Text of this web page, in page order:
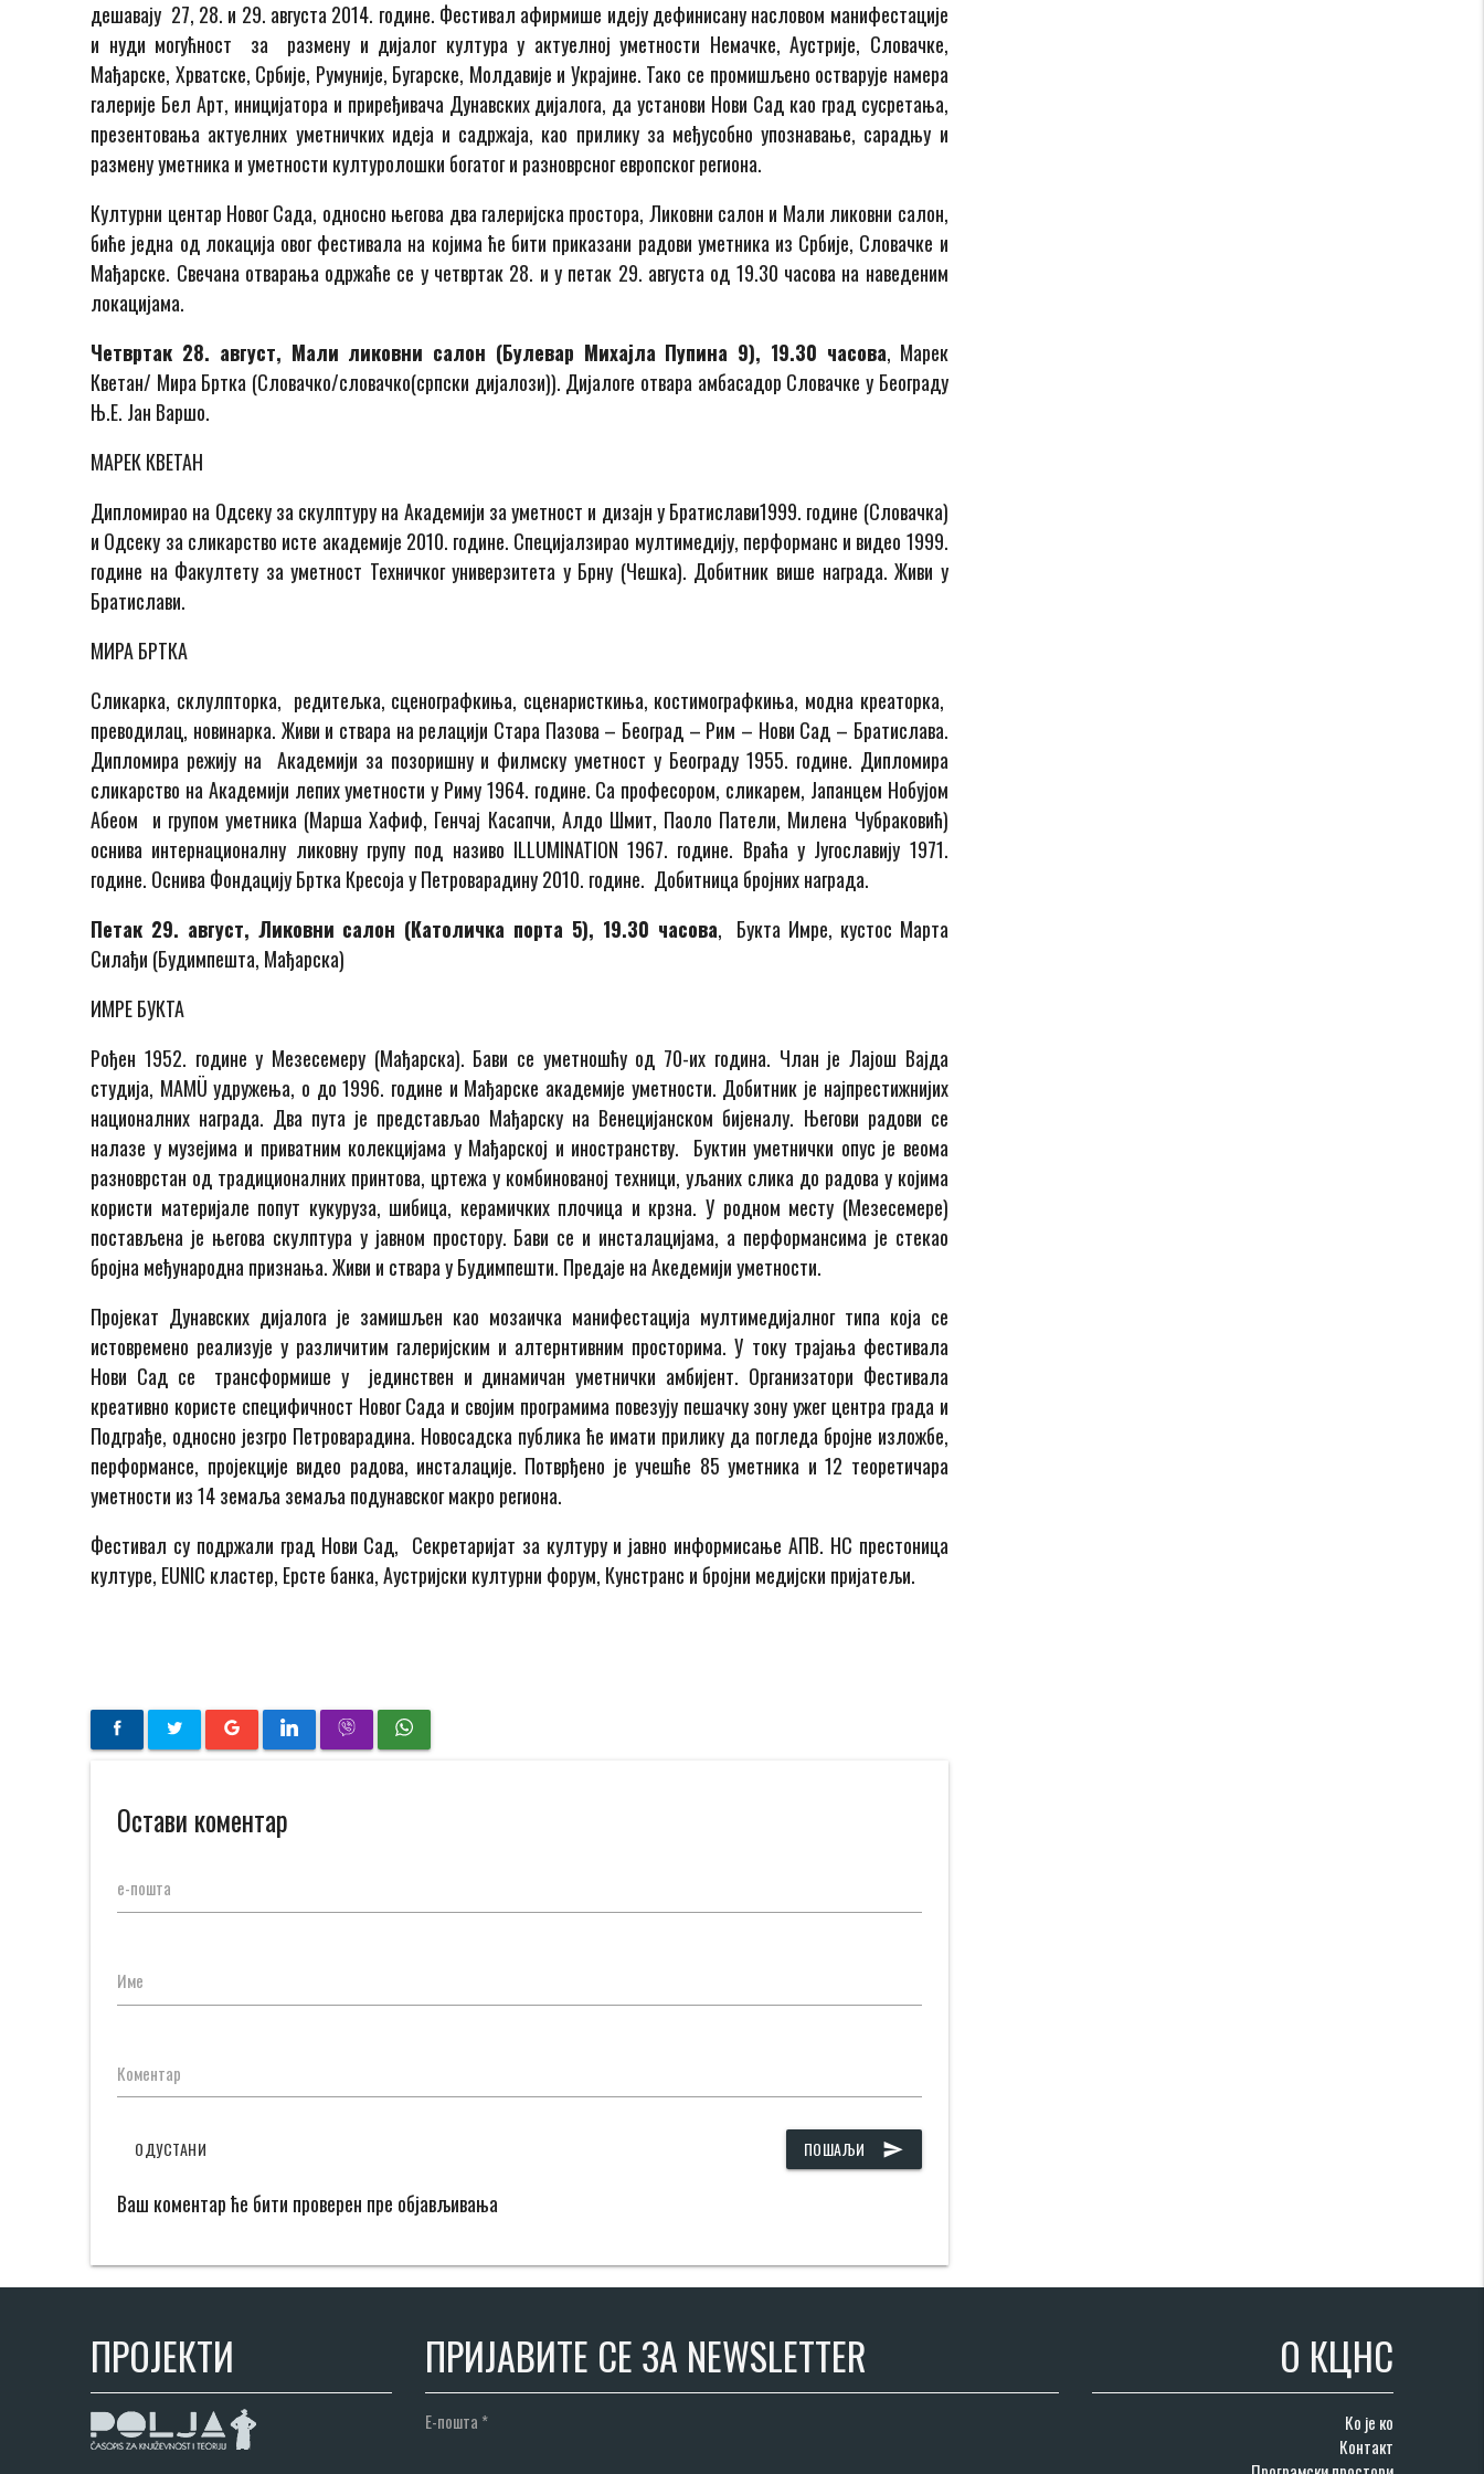
дешавају 27, 28. и 29. августа 2014. године. Фестивал афирмише идеју дефинисану насловом манифестације
и нуди могућност за размену и дијалог култура у актуелној уметности Немачке, Аустрије, Словачке,
Мађарске, Хрватске, Србије, Румуније, Бугарске, Молдавије и Украјине. Тако се промишљено остварује намера
галерије Бел Арт, иницијатора и приређивача Дунавских дијалога, да установи Нови Сад као град сусретања,
презентовања актуелних уметничких идеја и садржаја, као прилику за међусобно упознавање, сарадњу и
размену уметника и уметности културолошки богатог и разноврсног европског региона.
Културни центар Новог Сада, односно његова два галеријска простора, Ликовни салон и Мали ликовни салон,
биће једна од локација овог фестивала на којима ће бити приказани радови уметника из Србије, Словачке и
Мађарске. Свечана отварања одржаће се у четвртак 28. и у петак 29. августа од 19.30 часова на наведеним
локацијама.
Четвртак 28. август, Мали ликовни салон (Булевар Михајла Пупина 9), 19.30 часова, Марек
Кветан/ Мира Бртка (Словачко/словачко(српски дијалози)). Дијалоге отвара амбасадор Словачке у Београду
Њ.Е. Јан Варшо.
МАРЕК КВЕТАН
Дипломирао на Одсеку за скулптуру на Академији за уметност и дизајн у Братислави1999. године (Словачка)
и Одсеку за сликарство исте академије 2010. године. Специјалзирао мултимедију, перформанс и видео 1999.
године на Факултету за уметност Техничког универзитета у Брну (Чешка). Добитник више награда. Живи у
Братислави.
МИРА БРТКА
Сликарка, склулпторка, редитељка, сценографкиња, сценаристкиња, костимографкиња, модна креаторка,
преводилац, новинарка. Живи и ствара на релацији Стара Пазова – Београд – Рим – Нови Сад – Братислава.
Дипломира режију на Академији за позоришну и филмску уметност у Београду 1955. године. Дипломира
сликарство на Академији лепих уметности у Риму 1964. године. Са професором, сликарем, Јапанцем Нобујом
Абеом и групом уметника (Марша Хафиф, Генчај Касапчи, Алдо Шмит, Паоло Патели, Милена Чубраковић)
оснива интернационалну ликовну групу под називо ILLUMINATION 1967. године. Враћа у Југославију 1971.
године. Оснива Фондацију Бртка Кресоја у Петроварадину 2010. године. Добитница бројних награда.
Петак 29. август, Ликовни салон (Католичка порта 5), 19.30 часова, Букта Имре, кустос Марта
Силађи (Будимпешта, Мађарска)
ИМРЕ БУКТА
Рођен 1952. године у Мезесемеру (Мађарска). Бави се уметношћу од 70-их година. Члан је Лајош Вајда
студија, МАМÜ удружења, о до 1996. године и Мађарске академије уметности. Добитник је најпрестижнијих
националних награда. Два пута је представљао Мађарску на Венецијанском бијеналу. Његови радови се
налазе у музејима и приватним колекцијама у Мађарској и иностранству. Буктин уметнички опус је веома
разноврстан од традиционалних принтова, цртежа у комбинованој техници, уљаних слика до радова у којима
користи материјале попут кукуруза, шибица, керамичких плочица и крзна. У родном месту (Мезесемере)
постављена је његова скулптура у јавном простору. Бави се и инсталацијама, а перформансима је стекао
бројна међународна признања. Живи и ствара у Будимпешти. Предаје на Акедемији уметности.
Пројекат Дунавских дијалога је замишљен као мозаичка манифестација мултимедијалног типа која се
истовремено реализује у различитим галеријским и алтернтивним просторима. У току трајања фестивала
Нови Сад се трансформише у јединствен и динамичан уметнички амбијент. Организатори Фестивала
креативно користе специфичност Новог Сада и својим програмима повезују пешачку зону ужег центра града и
Подграђе, односно језгро Петроварадина. Новосадска публика ће имати прилику да погледа бројне изложбе,
перформансе, пројекције видео радова, инсталације. Потврђено је учешће 85 уметника и 12 теоретичара
уметности из 14 земаља земаља подунавског макро региона.
Фестивал су подржали град Нови Сад, Секретаријат за културу и јавно информисање АПВ. НС престоница
културе, EUNIC кластер, Ерсте банка, Аустријски културни форум, Кунстранс и бројни медијски пријатељи.
Остави коментар
е-пошта
Име
Коментар
ПОШАЉИ send
ОДУСТАНИ
Ваш коментар ће бити проверен пре објављивања
ПРОЈЕКТИ ПРИЈАВИТЕ СЕ ЗА NEWSLETTER
Е-пошта *
О КЦНС
Ко је ко
Контакт